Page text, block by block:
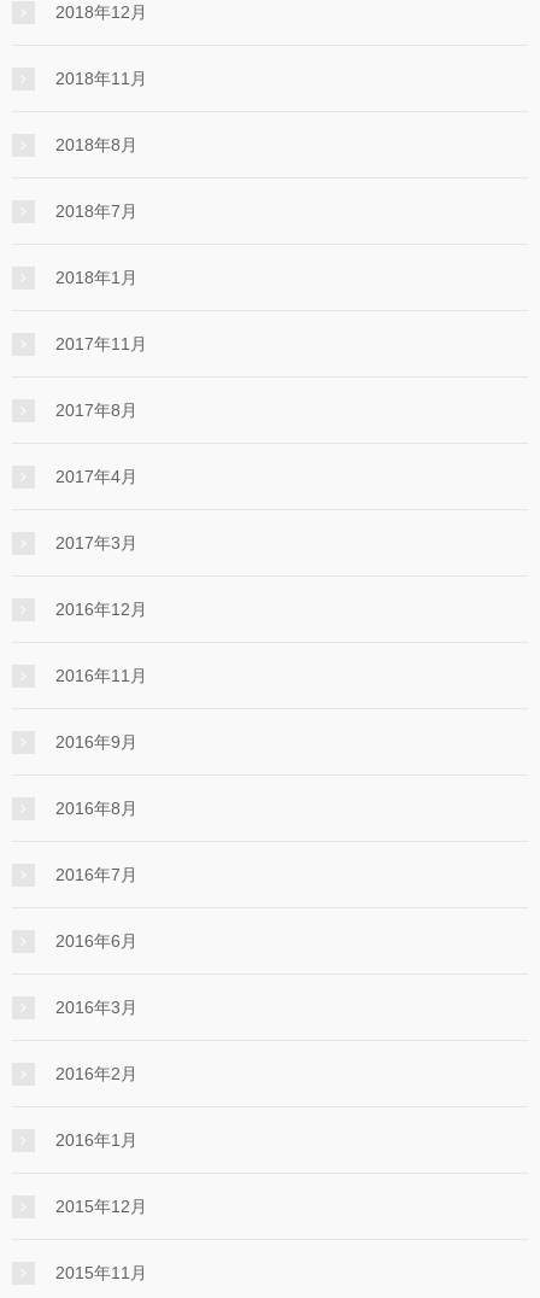
2018年12月
2018年11月
2018年8月
2018年7月
2018年1月
2017年11月
2017年8月
2017年4月
2017年3月
2016年12月
2016年11月
2016年9月
2016年8月
2016年7月
2016年6月
2016年3月
2016年2月
2016年1月
2015年12月
2015年11月